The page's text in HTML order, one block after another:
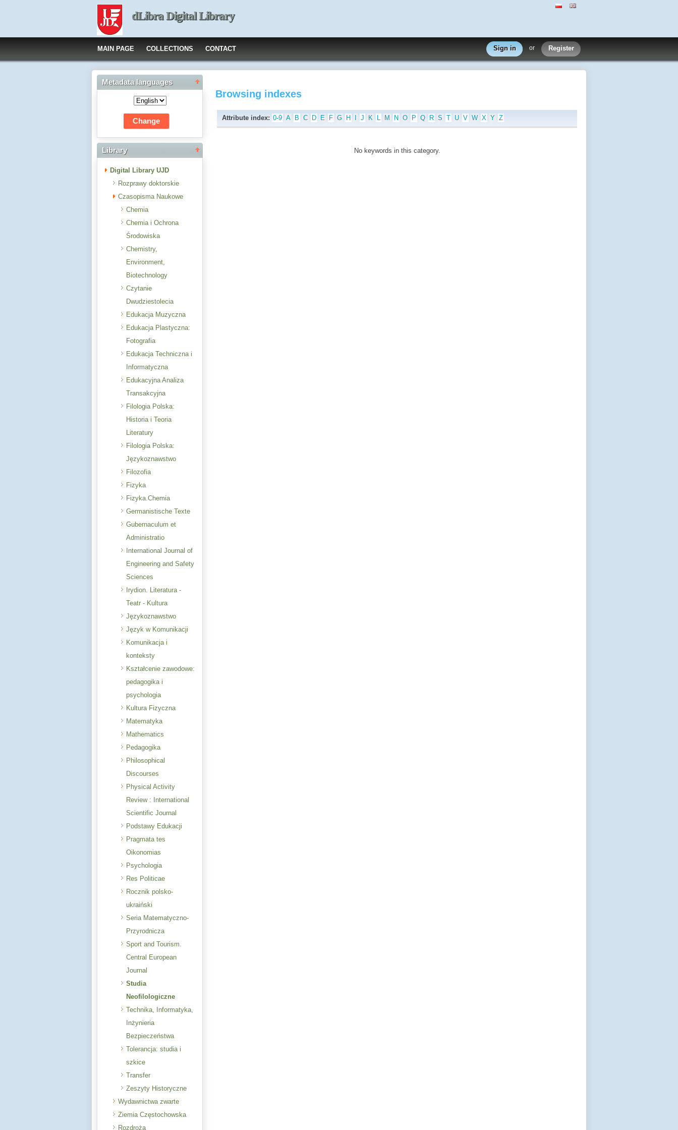
dLibra Digital Library
MAIN PAGE COLLECTIONS CONTACT Sign in or Register
Metadata languages
Library
Digital Library UJD
Rozprawy doktorskie
Czasopisma Naukowe
Chemia
Chemia i Ochrona
Środowiska
Chemistry,
Environment,
Biotechnology
Czytanie
Dwudziestolecia
Edukacja Muzyczna
Edukacja Plastyczna:
Fotografia
Edukacja Techniczna i
Informatyczna
Edukacyjna Analiza
Transakcyjna
Filologia Polska:
Historia i Teoria
Literatury
Filologia Polska:
Językoznawstwo
Filozofia
Fizyka
Fizyka.Chemia
Germanistische Texte
Gubernaculum et
Administratio
International Journal of
Engineering and Safety
Sciences
Irydion. Literatura -
Teatr - Kultura
Językoznawstwo
Język w Komunikacji
Komunikacja i
konteksty
Kształcenie zawodowe:
pedagogika i
psychologia
Kultura Fizyczna
Matematyka
Mathematics
Pedagogika
Philosophical
Discourses
Physical Activity
Review : International
Scientific Journal
Podstawy Edukacji
Pragmata tes
Oikonomias
Psychologia
Res Politicae
Rocznik polsko-
ukraiński
Seria Matematyczno-
Przyrodnicza
Sport and Tourism.
Central European
Journal
Studia
Neofilologiczne
Technika, Informatyka,
Inżynieria
Bezpieczeństwa
Tolerancja: studia i
szkice
Transfer
Zeszyty Historyczne
Wydawnictwa zwarte
Ziemia Częstochowska
Rozdroża
Browsing indexes
Attribute index: 0-9 A B C D E F G H J K L M N O P Q R S T U V W X Y Z
No keywords in this category.